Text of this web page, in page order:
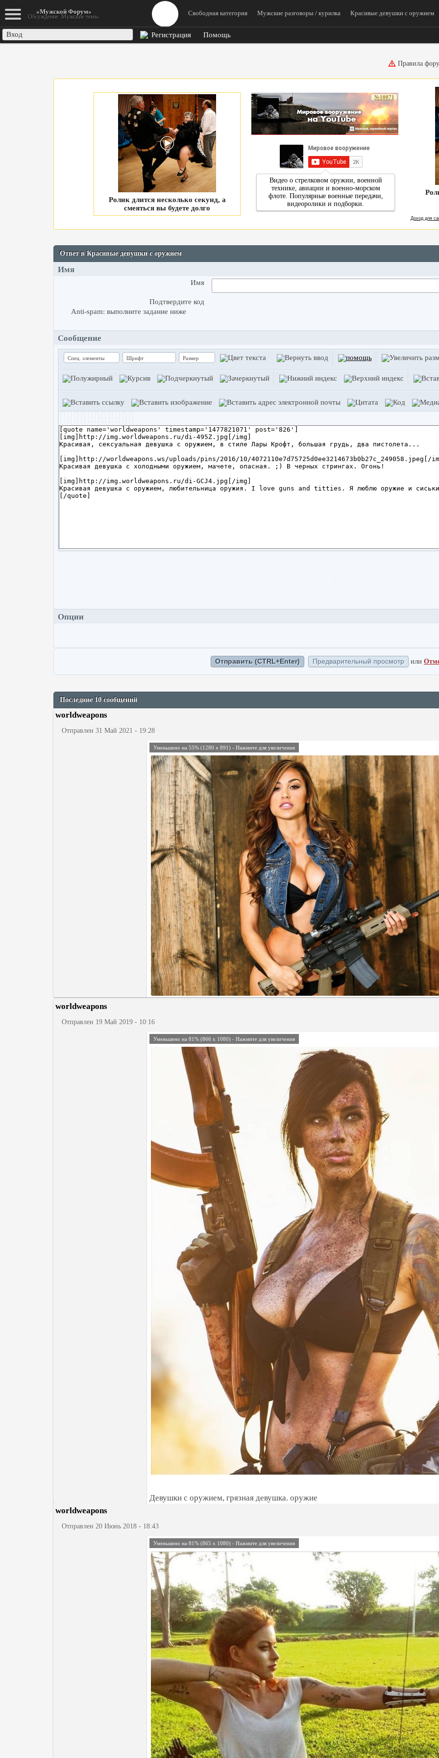
«Мужской Форум»
Обсуждение. Мужские темы. Свободная категория Мужские разговоры / курилка Красивые девушки с оружием
Правила
Ролик длится несколько секунд, а
смеяться вы будете долго
№10071
Доход для
Ответ в Красивые девушки с оружием
Имя
Имя
Подтвердите код
Anti-spam: выполните задание ниже
Сообщение
Спец. элементы Шрифт Размер
Опции
или
Последние 10 сообщений
worldweapons
Отправлен 31 Май 2021 - 19:28
Уменьшено на 55% (1280 x 891) - Нажмите для увеличения
worldweapons
Отправлен 19 Май 2019 - 10:16
Уменьшено на 81% (866 x 1080) - Нажмите для увеличения
Девушки с оружием, грязная девушка. оружие
worldweapons
Отправлен 20 Июнь 2018 - 18:43
Уменьшено на 81% (865 x 1080) - Нажмите для увеличения
Вход Помощь
Регистрация